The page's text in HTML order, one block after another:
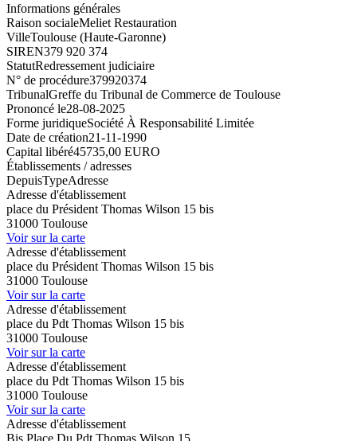
Informations générales
Raison socialeMeliet Restauration
VilleToulouse (Haute-Garonne)
SIREN379 920 374
StatutRedressement judiciaire
N° de procédure379920374
TribunalGreffe du Tribunal de Commerce de Toulouse
Prononcé le28-08-2025
Forme juridiqueSociété À Responsabilité Limitée
Date de création21-11-1990
Capital libéré45735,00 EURO
Établissements / adresses
DepuisTypeAdresse
Adresse d'établissement
place du Président Thomas Wilson 15 bis
31000 Toulouse
Voir sur la carte
Adresse d'établissement
place du Président Thomas Wilson 15 bis
31000 Toulouse
Voir sur la carte
Adresse d'établissement
place du Pdt Thomas Wilson 15 bis
31000 Toulouse
Voir sur la carte
Adresse d'établissement
place du Pdt Thomas Wilson 15 bis
31000 Toulouse
Voir sur la carte
Adresse d'établissement
Bis Place Du Pdt Thomas Wilson 15